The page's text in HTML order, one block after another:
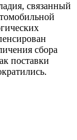
связанный
сбора
поставки